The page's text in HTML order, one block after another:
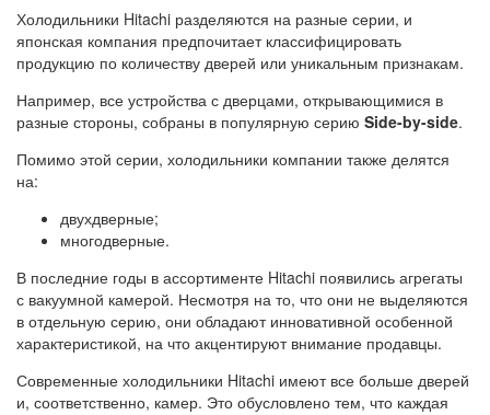
Холодильники Hitachi разделяются на разные серии, и
японская компания предпочитает классифицировать
продукцию по количеству дверей или уникальным признакам.
Например, все устройства с дверцами, открывающимися в
разные стороны, собраны в популярную серию Side-by-side.
Помимо этой серии, холодильники компании также делятся
на:
двухдверные;
многодверные.
В последние годы в ассортименте Hitachi появились агрегаты
с вакуумной камерой. Несмотря на то, что они не выделяются
в отдельную серию, они обладают инновативной особенной
характеристикой, на что акцентируют внимание продавцы.
Современные холодильники Hitachi имеют все больше дверей
и, соответственно, камер. Это обусловлено тем, что каждая